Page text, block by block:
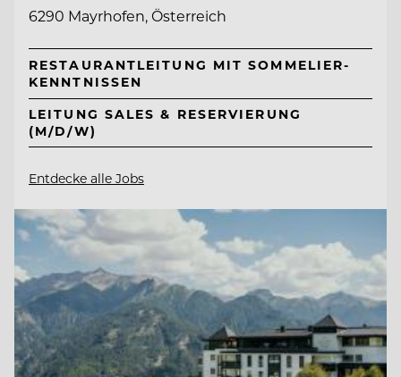
6290 Mayrhofen, Österreich
RESTAURANTLEITUNG MIT SOMMELIER-
KENNTNISSEN
LEITUNG SALES & RESERVIERUNG
(M/D/W)
Entdecke alle Jobs